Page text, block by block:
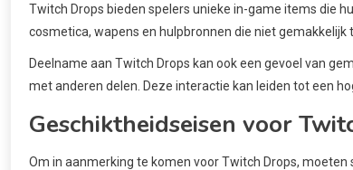
Twitch Drops bieden spelers unieke in-game items die
cosmetica, wapens en hulpbronnen die niet gemakkelijk
Deelname aan Twitch Drops kan ook een gevoel van
met anderen delen. Deze interactie kan leiden tot een
Geschiktheidseisen voor
Om in aanmerking te komen voor Twitch Drops,